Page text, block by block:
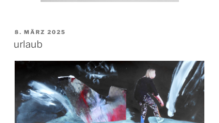
VERÖFFENTLICHT
AM
8. MÄRZ 2025
urlaub